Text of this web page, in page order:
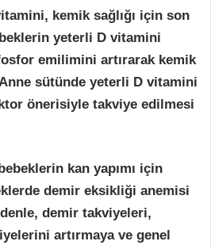
kemik sağlığı için son
yeterli D vitamini
emilimini artırarak kemik
sütünde yeterli D vitamini
önerisiyle takviye edilmesi
kan yapımı için
demir eksikliği anemisi
demir takviyeleri,
artırmaya ve genel